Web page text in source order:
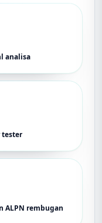
analisa
tester
ALPN rembugan